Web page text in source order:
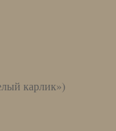
карлик»)